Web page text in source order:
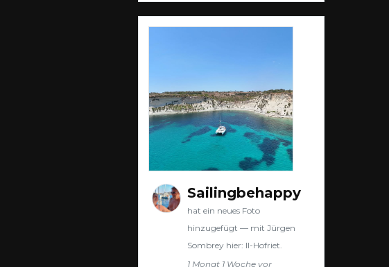
Sailingbehappy
hat ein neues Foto
hinzugefügt — mit Jürgen
Sombrey hier: Il-Hofriet.
1 Monat 1 Woche vor